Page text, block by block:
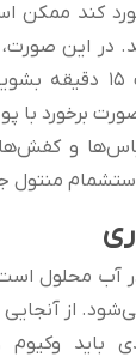
کند ممکن
در این صورت،
آب زیاد به مدت
برخورد با
و
منتول
از آنجایی
باید